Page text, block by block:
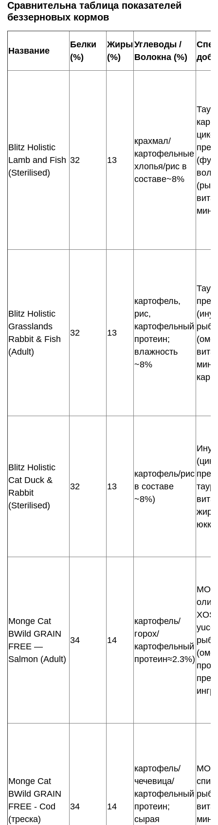
Сравнительна таблица показателей
беззерновых кормов
Название
Белки
(%)
Жиры
(%)
Углеводы /
Волокна (%)
Blitz Holistic
Lamb and Fish
(Sterilised)
32 13
крахмал/
картофельные
хлопья/рис в
составе~8%
Blitz Holistic
Grasslands
Rabbit & Fish
(Adult)
32 13
картофель,
рис,
картофельный
протеин;
влажность
~8%
Blitz Holistic
Cat Duck &
Rabbit
(Sterilised)
32 13
картофель/рис
в составе
~8%)
жир,
юкка.
Monge Cat
BWild GRAIN
FREE —
Salmon (Adult)
34 14
картофель/
горох/
картофельный
протеин≈2.3%)
Monge Cat
BWild GRAIN
FREE - Cod
(треска)
34 14
картофель/
чечевица/
картофельный
протеин;
сырая